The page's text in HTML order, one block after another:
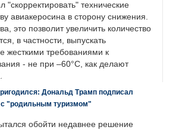
"скорректировать" технические
авиакеросина в сторону снижения.
это позволит увеличить количество
в частности, выпускать
жесткими требованиями к
- не при –60°C, как делают
Дональд Трамп подписал
с "родильным туризмом"
обойти недавнее решение